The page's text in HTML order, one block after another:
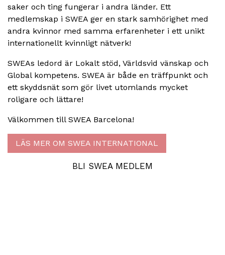
saker och ting fungerar i andra länder. Ett
medlemskap i SWEA ger en stark samhörighet med
andra kvinnor med samma erfarenheter i ett unikt
internationellt kvinnligt nätverk!
SWEAs ledord är Lokalt stöd, Världsvid vänskap och
Global kompetens. SWEA är både en träffpunkt och
ett skyddsnät som gör livet utomlands mycket
roligare och lättare!
Välkommen till SWEA Barcelona!
LÄS MER OM SWEA INTERNATIONAL
BLI SWEA MEDLEM